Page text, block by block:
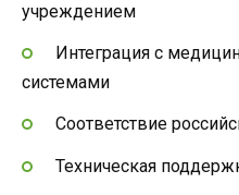
учреждением
Интеграция с
системами
Соответствие
Техническая